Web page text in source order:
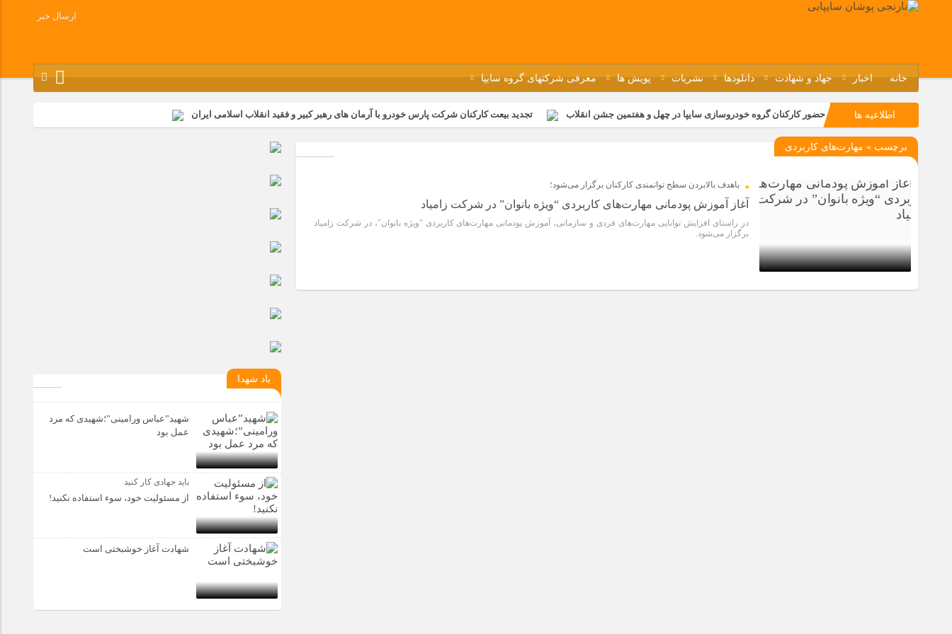
ارسال خبر
خانه اخبار جهاد و شهادت دانلودها نشریات پویش ها معرفی شرکتهای گروه سایپا
اطلاعیه ها حضور کارکنان گروه خودروسازی سایپا در چهل و هفتمین جشن انقلاب تجدید بیعت کارکنان شرکت پارس خودرو با آرمان های رهبر کبیر و فقید انقلاب اسلامی ایران
مسابقات ورزشی در مگاموتوربا استقبال کارکنان برگزار شد
مراسم گرامیداشت سالروز آزادسازی خرمشهر در نمازخانه فاطمیه مگاموتور تیم شهدای مگاموتور در بزرگترین مسابقات گل کوچک جهان شرکت کرد
برچسب » مهارت‌های کاربردی
1 سال قبل
باهدف بالابردن سطح توانمندی کارکنان برگزار می‌شود؛
آغاز آموزش پودمانی مهارت‌های کاربردی “ویژه بانوان” در شرکت زامیاد
در راستای افزایش توانایی مهارت‌های فردی و سازمانی، آموزش پودمانی مهارت‌های کاربردی "ویژه بانوان"، در شرکت زامیاد
برگزار می‌شود.
یاد شهدا
شهید”عباس ورامینی”؛شهیدی که مرد
عمل بود
باید جهادی کار کنید
از مسئولیت خود، سوء استفاده نکنید!
شهادت آغاز خوشبختی است